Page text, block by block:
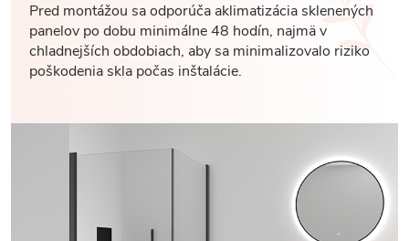
Pred montážou sa odporúča aklimatizácia sklenených
panelov po dobu minimálne 48 hodín, najmä v
chladnejších obdobiach, aby sa minimalizovalo riziko
poškodenia skla počas inštalácie.